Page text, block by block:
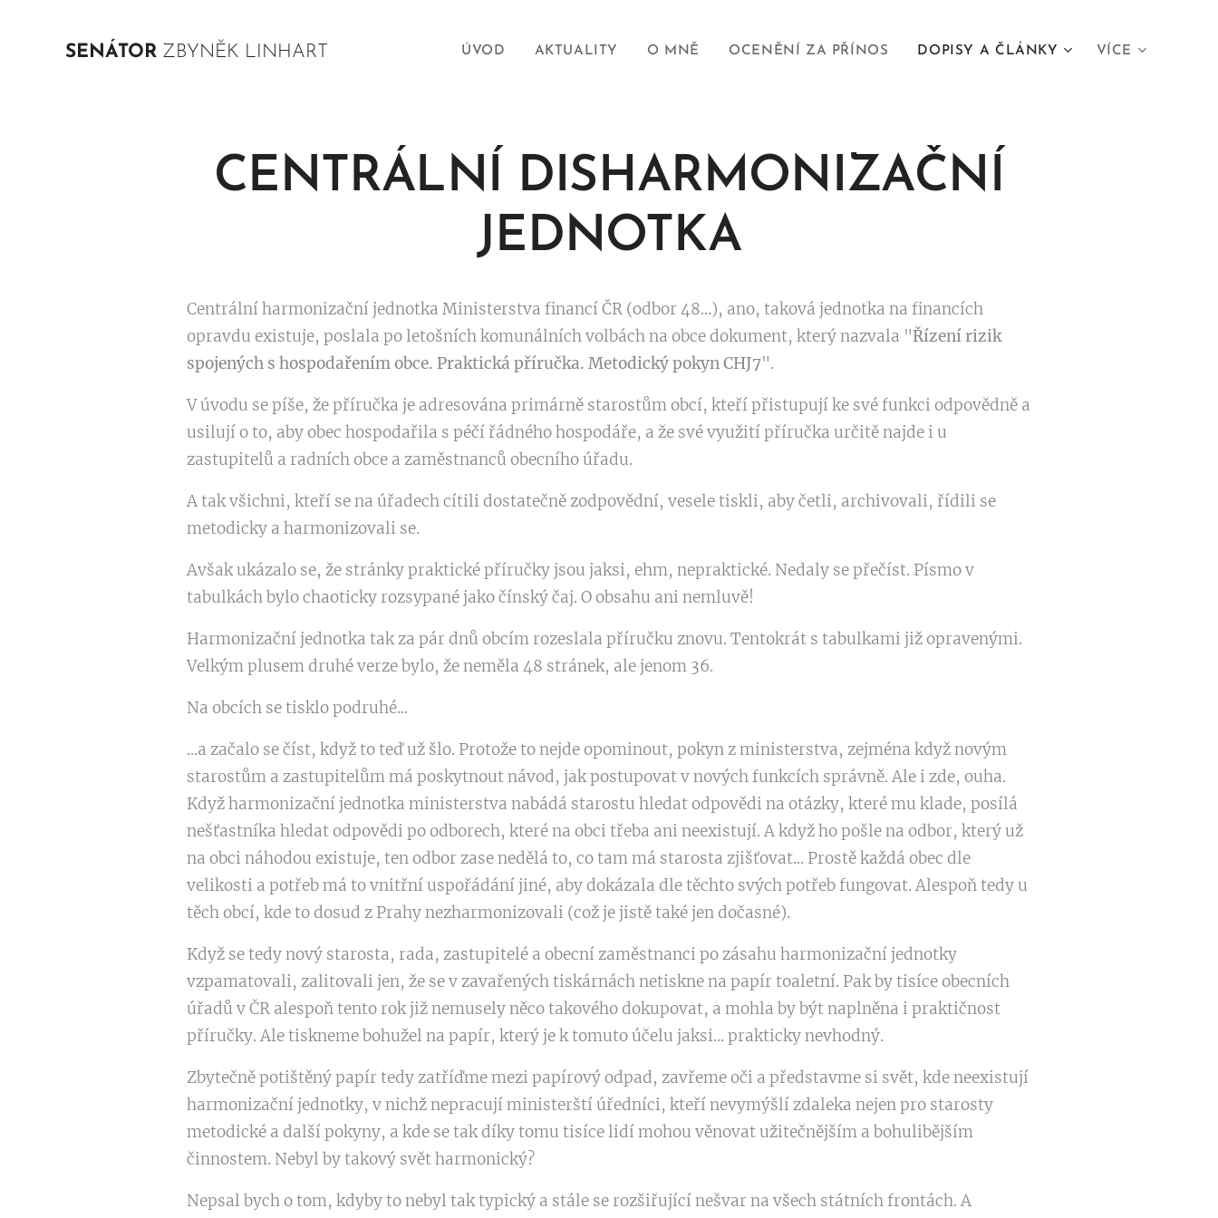
SENÁTOR ZBYNĚK LINHART ÚVOD AKTUALITY O MNĚ OCENĚNÍ ZA PŘÍNOS DOPISY A ČLÁNKY VÍCE
CENTRÁLNÍ DISHARMONIZAČNÍ
JEDNOTKA
Centrální harmonizační jednotka Ministerstva financí ČR (odbor 48...), ano, taková jednotka na financích
opravdu existuje, poslala po letošních komunálních volbách na obce dokument, který nazvala "Řízení rizik
spojených s hospodařením obce. Praktická příručka. Metodický pokyn CHJ7".
V úvodu se píše, že příručka je adresována primárně starostům obcí, kteří přistupují ke své funkci odpovědně a
usilují o to, aby obec hospodařila s péčí řádného hospodáře, a že své využití příručka určitě najde i u
zastupitelů a radních obce a zaměstnanců obecního úřadu.
A tak všichni, kteří se na úřadech cítili dostatečně zodpovědní, vesele tiskli, aby četli, archivovali, řídili se
metodicky a harmonizovali se.
Avšak ukázalo se, že stránky praktické příručky jsou jaksi, ehm, nepraktické. Nedaly se přečíst. Písmo v
tabulkách bylo chaoticky rozsypané jako čínský čaj. O obsahu ani nemluvě!
Harmonizační jednotka tak za pár dnů obcím rozeslala příručku znovu. Tentokrát s tabulkami již opravenými.
Velkým plusem druhé verze bylo, že neměla 48 stránek, ale jenom 36.
Na obcích se tisklo podruhé...
...a začalo se číst, když to teď už šlo. Protože to nejde opominout, pokyn z ministerstva, zejména když novým
starostům a zastupitelům má poskytnout návod, jak postupovat v nových funkcích správně. Ale i zde, ouha.
Když harmonizační jednotka ministerstva nabádá starostu hledat odpovědi na otázky, které mu klade, posílá
nešťastníka hledat odpovědi po odborech, které na obci třeba ani neexistují. A když ho pošle na odbor, který už
na obci náhodou existuje, ten odbor zase nedělá to, co tam má starosta zjišťovat... Prostě každá obec dle
velikosti a potřeb má to vnitřní uspořádání jiné, aby dokázala dle těchto svých potřeb fungovat. Alespoň tedy u
těch obcí, kde to dosud z Prahy nezharmonizovali (což je jistě také jen dočasné).
Když se tedy nový starosta, rada, zastupitelé a obecní zaměstnanci po zásahu harmonizační jednotky
vzpamatovali, zalitovali jen, že se v zavařených tiskárnách netiskne na papír toaletní. Pak by tisíce obecních
úřadů v ČR alespoň tento rok již nemusely něco takového dokupovat, a mohla by být naplněna i praktičnost
příručky. Ale tiskneme bohužel na papír, který je k tomuto účelu jaksi... prakticky nevhodný.
Zbytečně potištěný papír tedy zatříďme mezi papírový odpad, zavřeme oči a představme si svět, kde neexistují
harmonizační jednotky, v nichž nepracují ministerští úředníci, kteří nevymýšlí zdaleka nejen pro starosty
metodické a další pokyny, a kde se tak díky tomu tisíce lidí mohou věnovat užitečnějším a bohulibějším
činnostem. Nebyl by takový svět harmonický?
Nepsal bych o tom, kdyby to nebyl tak typický a stále se rozšiřující nešvar na všech státních frontách. A